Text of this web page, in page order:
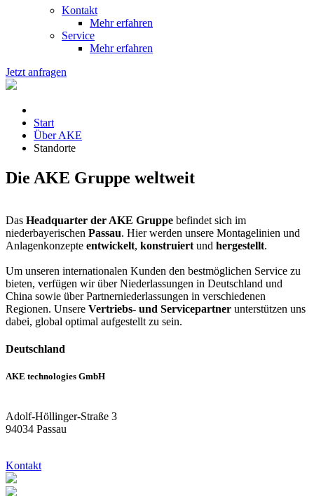
Kontakt
Mehr erfahren
Service
Mehr erfahren
Jetzt anfragen
Start
Über AKE
Standorte
Die AKE Gruppe weltweit
Das Headquarter der AKE Gruppe befindet sich im
niederbayerischen Passau. Hier werden unsere Montagelinien und
Anlagenkonzepte entwickelt, konstruiert und hergestellt.
Um unseren internationalen Kunden den bestmöglichen Service zu
bieten, verfügen wir über Niederlassungen in Deutschland und
China sowie über Partnerniederlassungen in verschiedenen
Regionen. Unsere Vertriebs- und Servicepartner unterstützen uns
dabei, global optimal aufgestellt zu sein.
Deutschland
AKE technologies GmbH
Adolf-Höllinger-Straße 3
94034 Passau
Kontakt